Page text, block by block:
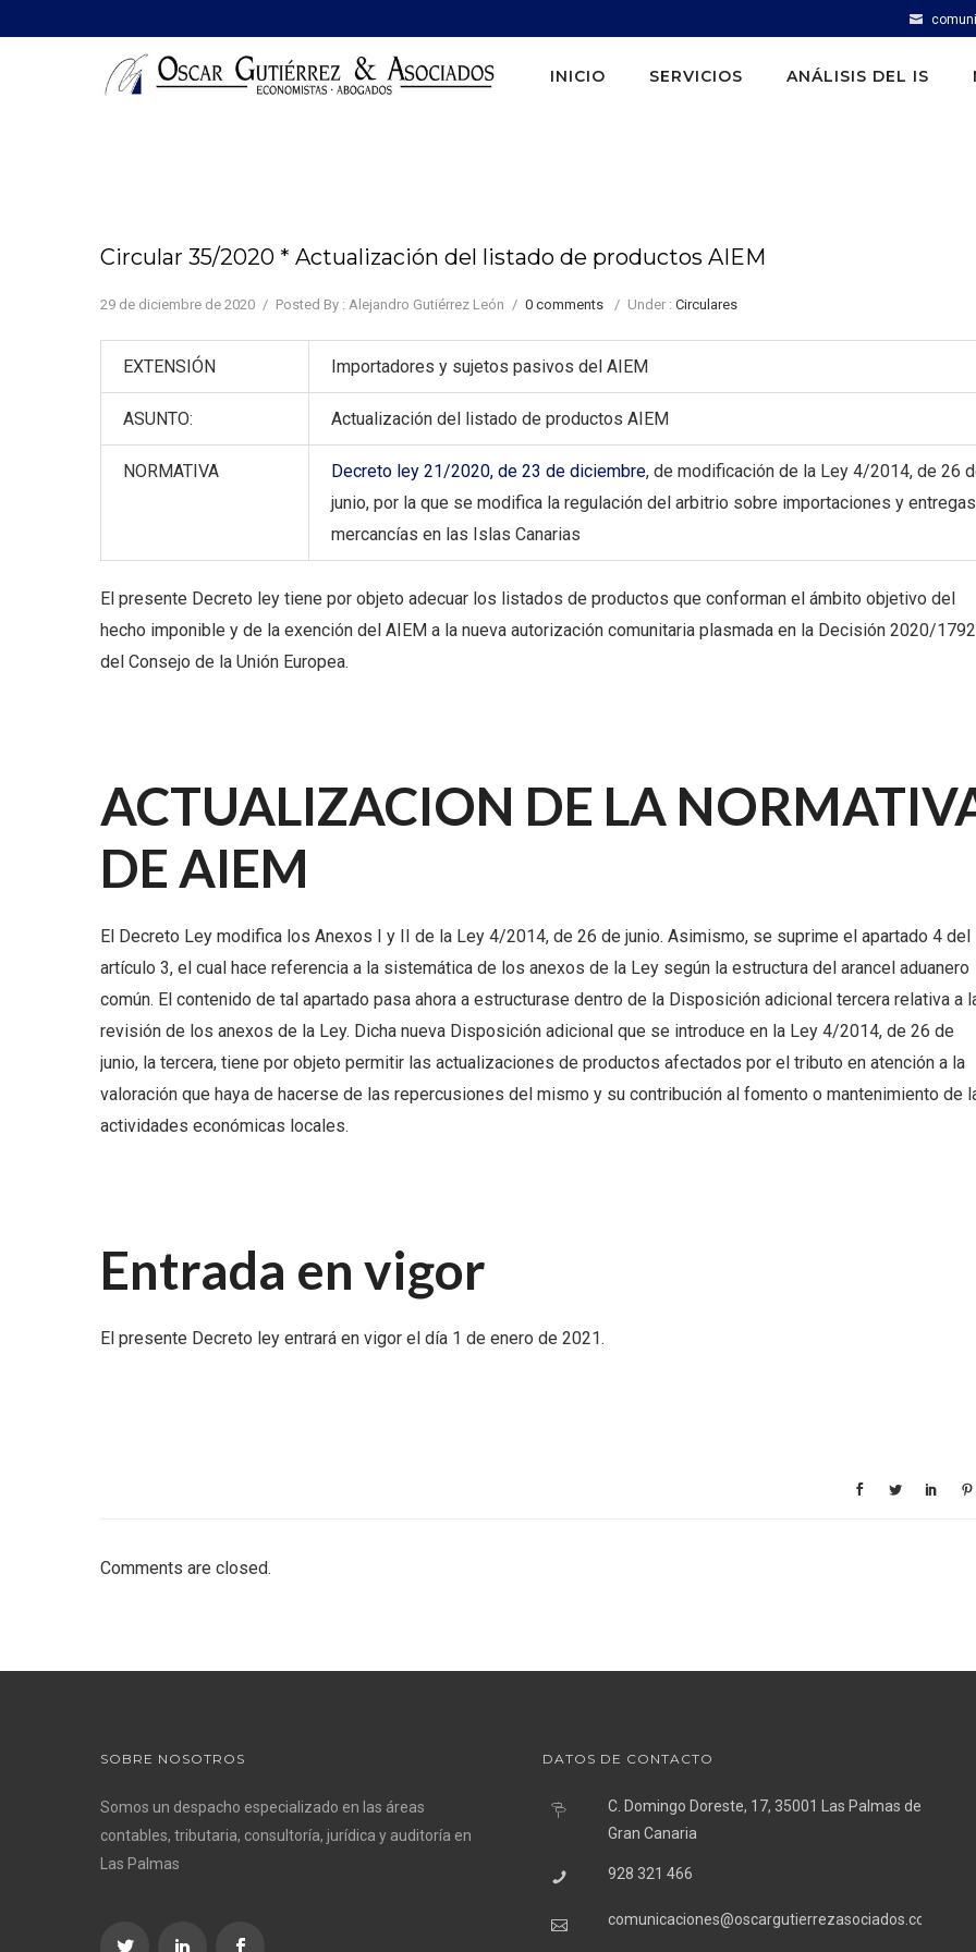
INICIO SERVICIOS ANÁLISIS DEL IS
Circular 35/2020 * Actualización del listado de productos AIEM
29 de diciembre de 2020 / Posted By : Alejandro Gutiérrez León / 0 comments / Under : Circulares
EXTENSIÓN Importadores y sujetos pasivos del AIEM
ASUNTO: Actualización del listado de productos AIEM
NORMATIVA Decreto ley 21/2020, de 23 de diciembre, de modificación de la Ley 4/2014, de 26
junio, por la que se modifica la regulación del arbitrio sobre importaciones y
mercancías en las Islas Canarias
El presente Decreto ley tiene por objeto adecuar los listados de productos que conforman el ámbito objetivo del
hecho imponible y de la exención del AIEM a la nueva autorización comunitaria plasmada en la Decisión 2020/
del Consejo de la Unión Europea.
ACTUALIZACION DE LA
DE AIEM
El Decreto Ley modifica los Anexos I y II de la Ley 4/2014, de 26 de junio. Asimismo, se suprime el apartado 4 del
artículo 3, el cual hace referencia a la sistemática de los anexos de la Ley según la estructura del arancel aduanero
común. El contenido de tal apartado pasa ahora a estructurase dentro de la Disposición adicional tercera relativa a
revisión de los anexos de la Ley. Dicha nueva Disposición adicional que se introduce en la Ley 4/2014, de 26 de
junio, la tercera, tiene por objeto permitir las actualizaciones de productos afectados por el tributo en atención a la
valoración que haya de hacerse de las repercusiones del mismo y su contribución al fomento o mantenimiento de
actividades económicas locales.
Entrada en vigor
El presente Decreto ley entrará en vigor el día 1 de enero de 2021.
Comments are closed.
SOBRE NOSOTROS
Somos un despacho especializado en las áreas
contables, tributaria, consultoría, jurídica y auditoría en
Las Palmas
DATOS DE CONTACTO
C. Domingo Doreste, 17, 35001 Las Palmas de
Gran Canaria
928 321 466
comunicaciones@oscargutierrezasociados.com